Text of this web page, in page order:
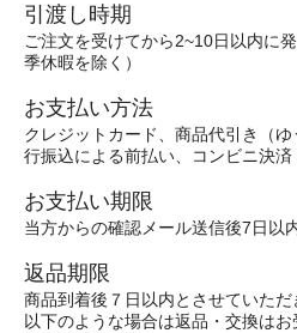
引渡し時期
ご注文を受けてから2~10日以内に
季休暇を除く）
お支払い方法
クレジットカード、商品代引き（
行振込による前払い、コンビニ決済
お支払い期限
当方からの確認メール送信後7日以
返品期限
商品到着後７日以内とさせていただ
以下のような場合は返品・交換は